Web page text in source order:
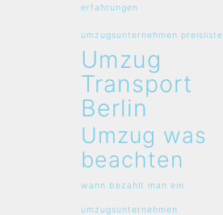
erfahrungen
umzugsunternehmen preisliste
Umzug
Transport
Berlin
Umzug was
beachten
wann bezahlt man ein
umzugsunternehmen